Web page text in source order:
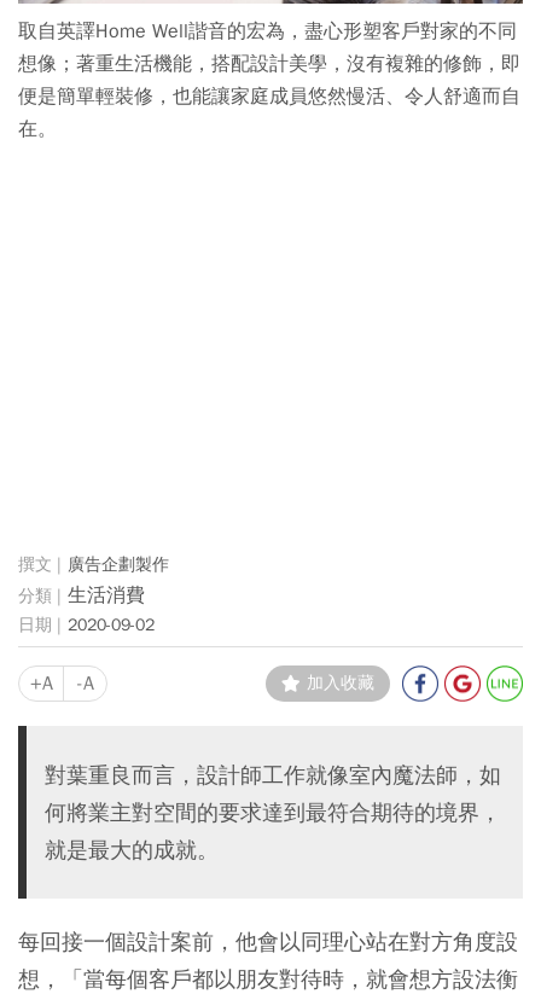
取自英譯Home Well諧音的宏為，盡心形塑客戶對家的不同
想像；著重生活機能，搭配設計美學，沒有複雜的修飾，即
便是簡單輕裝修，也能讓家庭成員悠然慢活、令人舒適而自
在。
廣告企劃製作
生活消費
2020-09-02
+A -A 加入收藏
對葉重良而言，設計師工作就像室內魔法師，如
何將業主對空間的要求達到最符合期待的境界，
就是最大的成就。
每回接一個設計案前，他會以同理心站在對方角度設
想，「當每個客戶都以朋友對待時，就會想方設法衡